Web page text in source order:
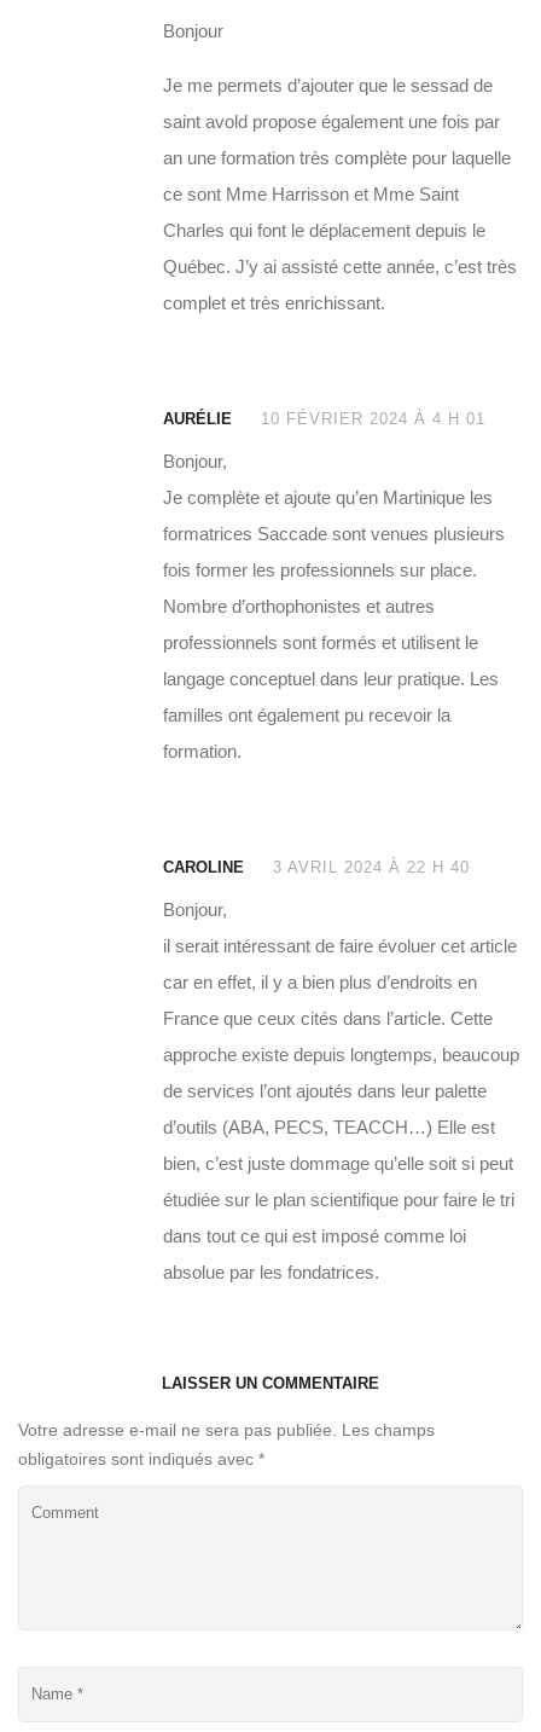
Bonjour
Je me permets d’ajouter que le sessad de
saint avold propose également une fois par
an une formation très complète pour laquelle
ce sont Mme Harrisson et Mme Saint
Charles qui font le déplacement depuis le
Québec. J’y ai assisté cette année, c’est très
complet et très enrichissant.
AURÉLIE 10 FÉVRIER 2024 À 4 H 01
Bonjour,
Je complète et ajoute qu’en Martinique les
formatrices Saccade sont venues plusieurs
fois former les professionnels sur place.
Nombre d’orthophonistes et autres
professionnels sont formés et utilisent le
langage conceptuel dans leur pratique. Les
familles ont également pu recevoir la
formation.
CAROLINE 3 AVRIL 2024 À 22 H 40
Bonjour,
il serait intéressant de faire évoluer cet article
car en effet, il y a bien plus d’endroits en
France que ceux cités dans l’article. Cette
approche existe depuis longtemps, beaucoup
de services l’ont ajoutés dans leur palette
d’outils (ABA, PECS, TEACCH…) Elle est
bien, c’est juste dommage qu’elle soit si peut
étudiée sur le plan scientifique pour faire le tri
dans tout ce qui est imposé comme loi
absolue par les fondatrices.
LAISSER UN COMMENTAIRE
Votre adresse e-mail ne sera pas publiée.
Les champs
obligatoires sont indiqués avec *